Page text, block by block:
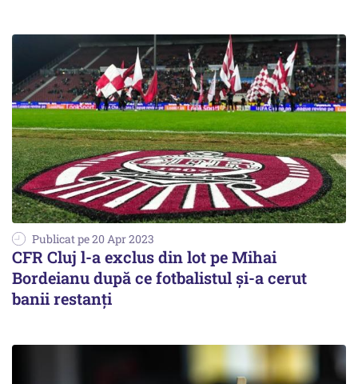
Publicat pe 20 Apr 2023
CFR Cluj l-a exclus din lot pe Mihai
Bordeianu după ce fotbalistul și-a cerut
banii restanți